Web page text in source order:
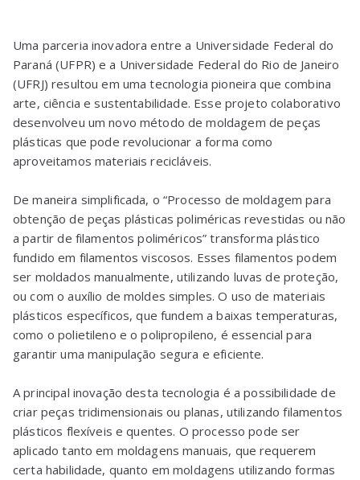
Uma parceria inovadora entre a Universidade Federal do
Paraná (UFPR) e a Universidade Federal do Rio de Janeiro
(UFRJ) resultou em uma tecnologia pioneira que combina
arte, ciência e sustentabilidade. Esse projeto colaborativo
desenvolveu um novo método de moldagem de peças
plásticas que pode revolucionar a forma como
aproveitamos materiais recicláveis.
De maneira simplificada, o “Processo de moldagem para
obtenção de peças plásticas poliméricas revestidas ou não
a partir de filamentos poliméricos” transforma plástico
fundido em filamentos viscosos. Esses filamentos podem
ser moldados manualmente, utilizando luvas de proteção,
ou com o auxílio de moldes simples. O uso de materiais
plásticos específicos, que fundem a baixas temperaturas,
como o polietileno e o polipropileno, é essencial para
garantir uma manipulação segura e eficiente.
A principal inovação desta tecnologia é a possibilidade de
criar peças tridimensionais ou planas, utilizando filamentos
plásticos flexíveis e quentes. O processo pode ser
aplicado tanto em moldagens manuais, que requerem
certa habilidade, quanto em moldagens utilizando formas